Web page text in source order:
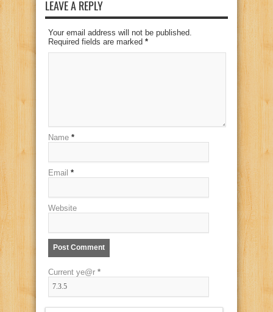
LEAVE A REPLY
Your email address will not be published.
Required fields are marked *
Name *
Email *
Website
Current ye@r *